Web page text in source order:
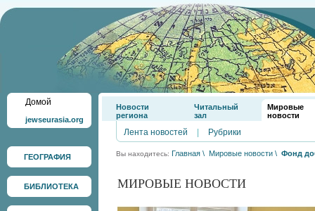
Домой
jewseurasia.org
ГЕОГРАФИЯ
БИБЛИОТЕКА
Новости
региона
Читальный
зал
Мировые
новости
Лента новостей Рубрики
Вы находитесь: Главная \ Мировые новости \ Фонд
МИРОВЫЕ НОВОСТИ